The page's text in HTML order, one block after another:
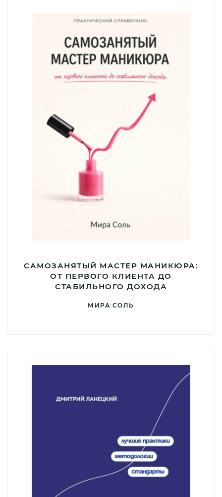
САМОЗАНЯТЫЙ МАСТЕР МАНИКЮРА:
ОТ ПЕРВОГО КЛИЕНТА ДО
СТАБИЛЬНОГО ДОХОДА
МИРА СОЛЬ